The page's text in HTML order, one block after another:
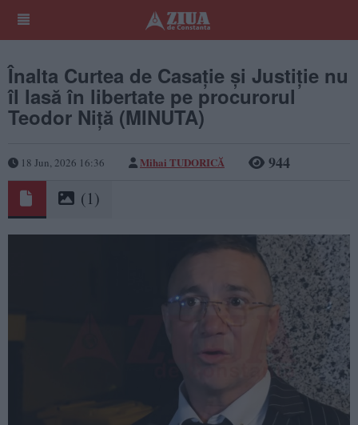
Înalta Curtea de Casație și Justiție nu
îl lasă în libertate pe procurorul
Teodor Niță (MINUTA)
18 Jun, 2026 16:36 Mihai TUDORICĂ 944
(1)